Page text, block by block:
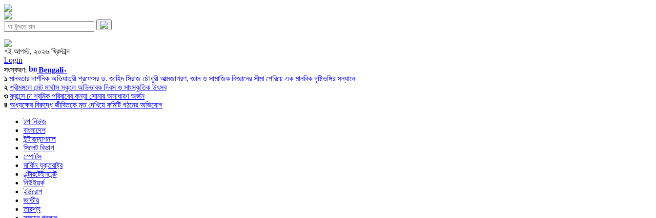
৭ই আগস্ট, ২০২৬ খ্রিস্টাব্দ
Login
সংস্করণ:
Bengali▼
১ মানবতার দার্শনিক অভিযাত্রী প্রফেসর ড. জাহিদ সিরাজ চৌধুরী আত্মজাগরণ, জ্ঞান ও সামাজিক বিজ্ঞানের সীমা পেরিয়ে এক মানবিক দৃষ্টিভঙ্গির সন্ধানে
২ শ্রীমঙ্গলে সেন্ট মার্থাস স্কুলে অভিভাবক দিবস ও সাংস্কৃতিক উৎসব
৩ ফ্রান্সে চা শ্রমিক পরিবারের কন্যা সোমার অসাধারণ অর্জন
৪ অধ্যক্ষের বিরুদ্ধে জীবিতকে মৃত দেখিয়ে কমিটি গঠনের অভিযোগ
টপ নিউজ
বাংলাদেশ
ইন্টারন্যাশনাল
সিলেট বিভাগ
স্পোর্টস
মার্কিন যুক্তরাষ্ট্র
এন্টারটেইনমেন্ট
নিউইয়র্ক
ইউরোপ
জাতীয়
তারুণ্য